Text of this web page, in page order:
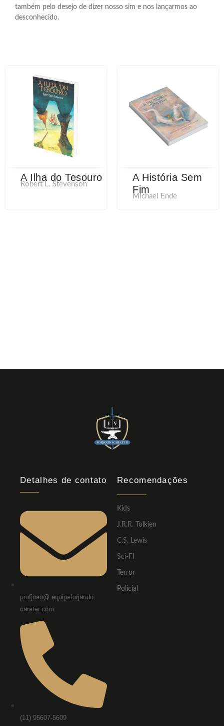
também pelo desejo de dizer nosso sim e nos lançarmos ao
desconhecido.
A Ilha do Tesouro
Robert L. Stevenson
A História Sem
Fim
Michael Ende
Detalhes de contato
profjoao@ equipeforjando
carater.com
(11) 95607-5609
Recomendações
Kids
J.R.R. Tolkien
C.S. Lewis
Sci-FI
Terror
Policial